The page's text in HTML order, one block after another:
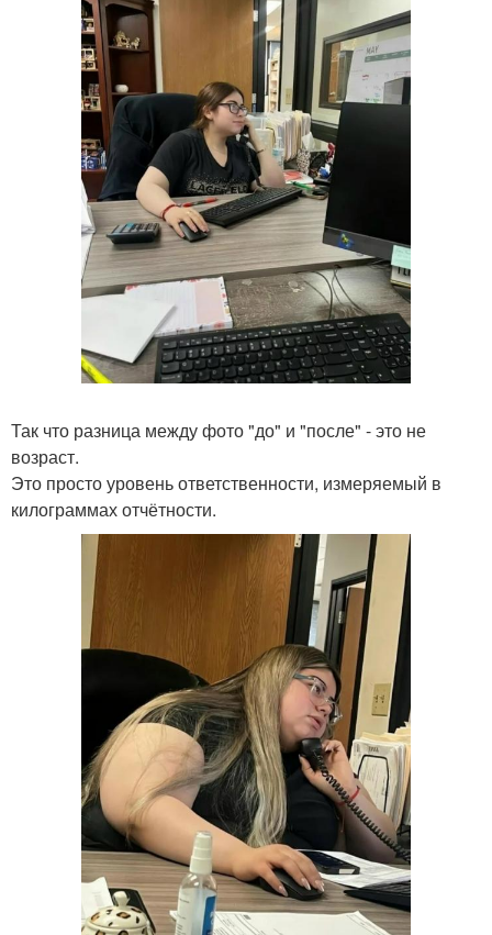
Так что разница между фото "до" и "после" - это не
возраст.
Это просто уровень ответственности, измеряемый в
килограммах отчётности.